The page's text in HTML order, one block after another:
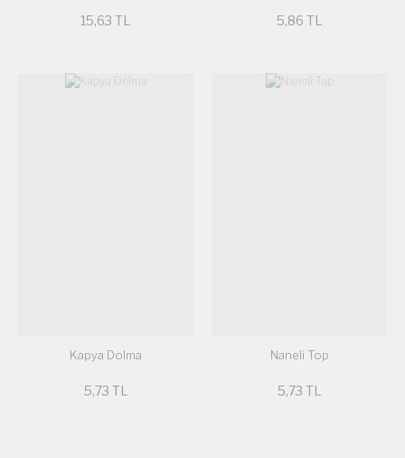
15,63 TL 5,86 TL
Kapya Dolma
5,73 TL
Naneli Top
5,73 TL